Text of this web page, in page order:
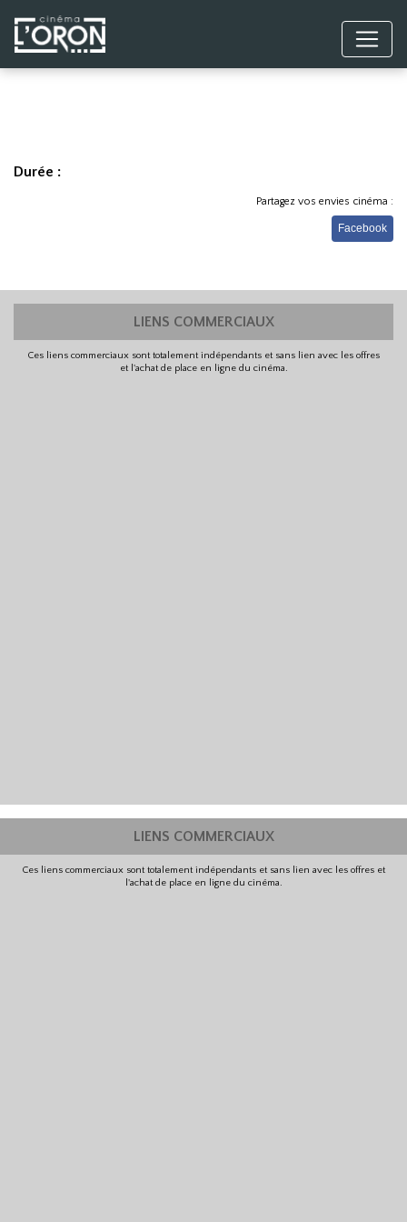
Durée :
Partagez vos envies cinéma :
Facebook
LIENS COMMERCIAUX
Ces liens commerciaux sont totalement indépendants et sans lien avec les offres
et l'achat de place en ligne du cinéma.
LIENS COMMERCIAUX
Ces liens commerciaux sont totalement indépendants et sans lien avec les offres et
l'achat de place en ligne du cinéma.